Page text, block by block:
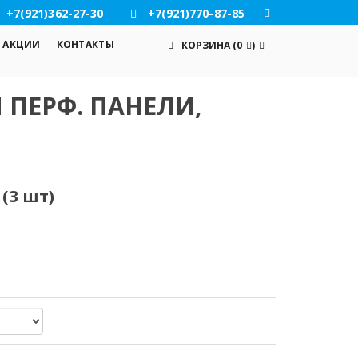
+7(921)362-27-30 +7(921)770-87-85
АКЦИИ КОНТАКТЫ КОРЗИНА (0 )
ПАНЕЛИ,
шт)